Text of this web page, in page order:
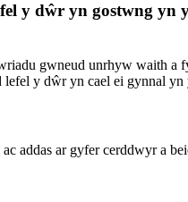
y dŵr yn gostwng
gwneud unrhyw waith
y dŵr yn cael ei gynnal yn
addas ar gyfer cerddwyr a